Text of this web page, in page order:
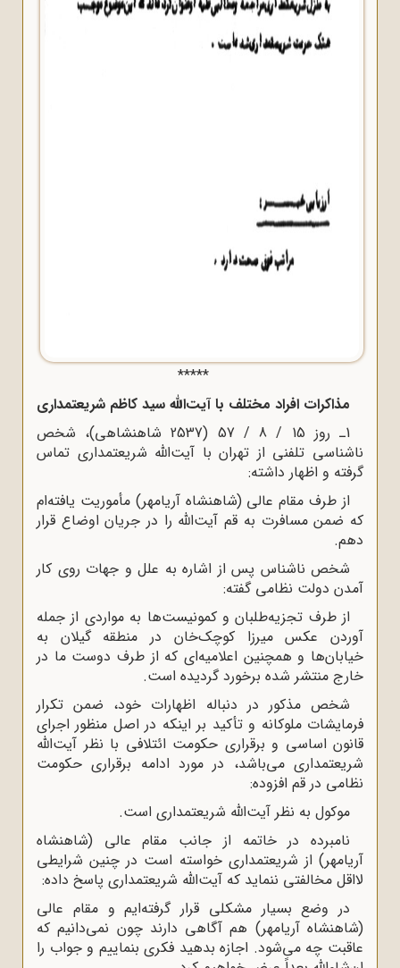
*****
مذاکرات افراد مختلف با آیت‌الله سید کاظم شریعتمدارى
1ـ روز 15 / 8 / 57 (2537 شاهنشاهى)، شخص
ناشناسى تلفنى از تهران با آیت‌الله شریعتمدارى تماس
گرفته و اظهار داشته:
از طرف مقام عالى (شاهنشاه آریامهر) مأموریت یافته‌ام
که ضمن مسافرت به قم آیت‌الله را در جریان اوضاع قرار
دهم.
شخص ناشناس پس از اشاره به علل و جهات روى کار
آمدن دولت نظامى گفته:
از طرف تجزیه‌طلبان و کمونیست‌ها به مواردى از جمله
آوردن عکس میرزا کوچک‌خان در منطقه گیلان به
خیابان‌ها و همچنین اعلامیه‌اى که از طرف دوست ما در
خارج منتشر شده برخورد گردیده است.
شخص مذکور در دنباله اظهارات خود، ضمن تکرار
فرمایشات ملوکانه و تأکید بر اینکه در اصل منظور اجراى
قانون اساسى و برقرارى حکومت ائتلافى با نظر آیت‌الله
شریعتمدارى می‌باشد، در مورد ادامه برقرارى حکومت
نظامى در قم افزوده:
موکول به نظر آیت‌الله شریعتمدارى است.
نامبرده در خاتمه از جانب مقام عالى (شاهنشاه
آریامهر) از شریعتمدارى خواسته است در چنین شرایطى
لااقل مخالفتى ننماید که آیت‌الله شریعتمدارى پاسخ داده:
در وضع بسیار مشکلى قرار گرفته‌ایم و مقام عالى
(شاهنشاه آریامهر) هم آگاهى دارند چون نمی‌دانیم که
عاقبت چه می‌شود. اجازه بدهید فکرى بنماییم و جواب را